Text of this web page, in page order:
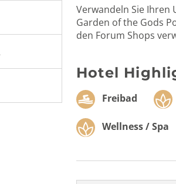
Verwandeln Sie Ihren
Garden of the Gods
den Forum Shops
Hotel
Freibad
Wellness / Spa